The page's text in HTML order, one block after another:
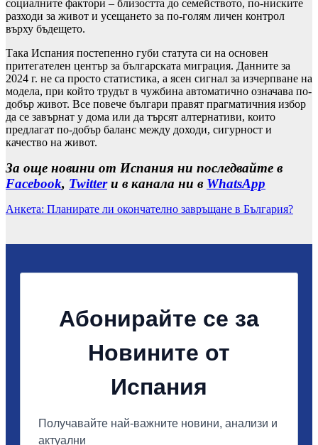
социалните фактори – близостта до семейството, по-ниските
разходи за живот и усещането за по-голям личен контрол
върху бъдещето.
Така Испания постепенно губи статута си на основен
притегателен център за българската миграция. Данните за
2024 г. не са просто статистика, а ясен сигнал за изчерпване на
модела, при който трудът в чужбина автоматично означава по-
добър живот. Все повече българи правят прагматичния избор
да се завърнат у дома или да търсят алтернативи, които
предлагат по-добър баланс между доходи, сигурност и
качество на живот.
За още новини от Испания ни последвайте в
Facebook, Twitterи в канала ни в WhatsApp
Анкета: Планирате ли окончателно завръщане в България?